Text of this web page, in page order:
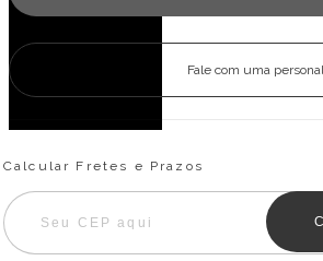
Fale com uma personal
Entregas para o CEP:
Calcular Fretes e Prazos